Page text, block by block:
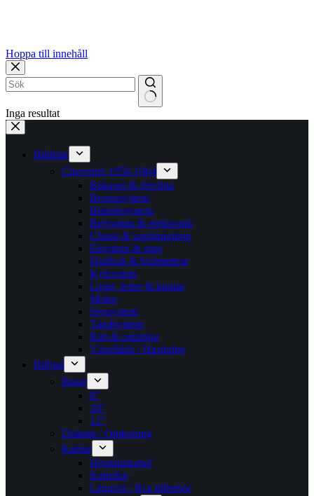
Hoppa till innehåll
Inga resultat
Bildelar
Chevrolet 1958-1964
Bakaxel & drivlina
Bromssystem
Bränslesystem
Belysning & elektronik
Chassi & upphängning
Elsystem & start
Hjulbult & hjulmuttrar
Kylsystem
Lager, leder & knutar
Motor
Styrsystem
Tändsystem
Ratt & rattstång
Växellåda / Hastighet
Billjud
Basar
8″
10″
12″
Diskant / Omkoning​
Kablar
Högtalarkabel
Kabelkit
Lågnivå / Rca tillbehör